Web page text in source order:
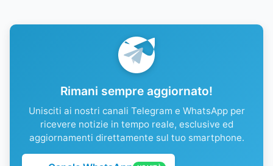
Rimani sempre aggiornato!
Unisciti ai nostri canali Telegram e WhatsApp per
ricevere notizie in tempo reale, esclusive ed
aggiornamenti direttamente sul tuo smartphone.